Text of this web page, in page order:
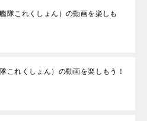
隊これくしょん）の動画を楽しも
これくしょん）の動画を楽しもう！